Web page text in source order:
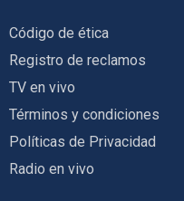
Código de ética
Registro de reclamos
TV en vivo
Términos y condiciones
Políticas de Privacidad
Radio en vivo